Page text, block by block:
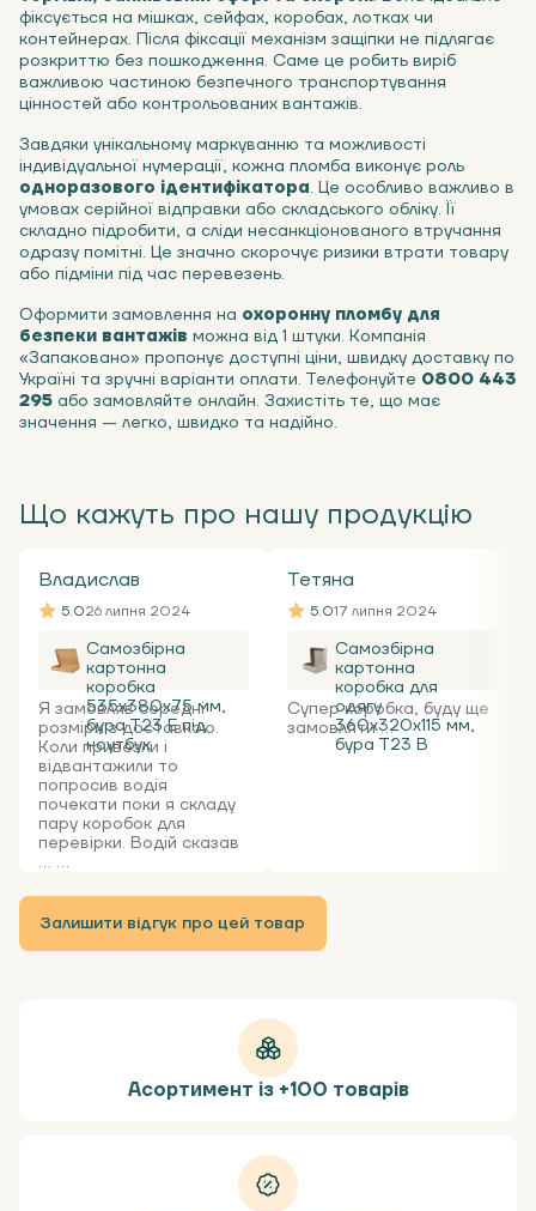
фіксується на мішках, сейфах, коробах, лотках чи
контейнерах. Після фіксації механізм защіпки не підлягає
розкриттю без пошкодження. Саме це робить виріб
важливою частиною безпечного транспортування
цінностей або контрольованих вантажів.
Завдяки унікальному маркуванню та можливості
індивідуальної нумерації, кожна пломба виконує роль
одноразового ідентифікатора. Це особливо важливо в
умовах серійної відправки або складського обліку. Її
складно підробити, а сліди несанкціонованого втручання
одразу помітні. Це значно скорочує ризики втрати товару
або підміни під час перевезень.
Оформити замовлення на охоронну пломбу для
безпеки вантажів можна від 1 штуки. Компанія
«Запаковано» пропонує доступні ціни, швидку доставку по
Україні та зручні варіанти оплати. Телефонуйте 0800 443
295 або замовляйте онлайн. Захистіть те, що має
значення — легко, швидко та надійно.
Що кажуть про нашу продукцію
Владислав
5.026 липня 2024
Самозбірна
картонна
коробка
535x380x75 мм,
бура Т23 Е під
ноутбук
Я замовляв середні
розміри з доставкою.
Коли привезли і
відвантажили то
попросив водія
почекати поки я складу
пару коробок для
перевірки. Водій сказав
... ...
Тетяна
5.017 липня 2024
Самозбірна
картонна
коробка для
одягу
360х320х115 мм,
бура Т23 В
Супер коробка, буду ще
замовляти ...
Залишити відгук про цей товар
Асортимент із +100 товарів